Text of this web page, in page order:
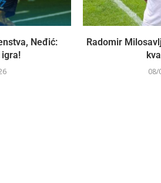
Neđić:
igra!
Radomir
08/